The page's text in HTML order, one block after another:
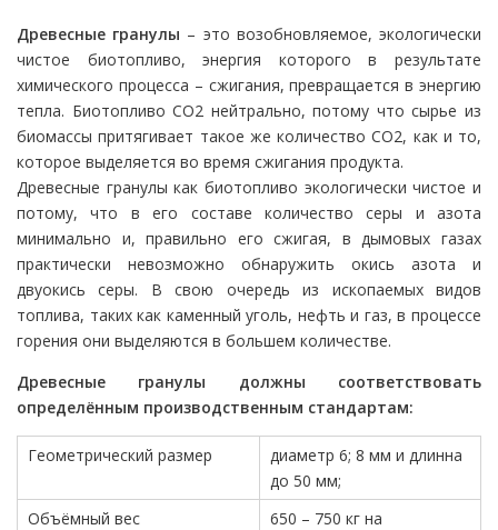
Древесные гранулы – это возобновляемое, экологически
чистое биотопливо, энергия которого в результате
химического процесса – сжигания, превращается в энергию
тепла. Биотопливо CO2 нейтрально, потому что сырье из
биомассы притягивает такое же количество CO2, как и то,
которое выделяется во время сжигания продукта.
Древесные гранулы как биотопливо экологически чистое и
потому, что в его составе количество серы и азота
минимально и, правильно его сжигая, в дымовых газах
практически невозможно обнаружить окись азота и
двуокись серы. В свою очередь из ископаемых видов
топлива, таких как каменный уголь, нефть и газ, в процессе
горения они выделяются в большем количестве.
Древесные гранулы должны соответствовать
определённым производственным стандартам:
Геометрический размер
диаметр 6; 8 мм и длинна
до 50 мм;
Объёмный вес
650 – 750 кг на